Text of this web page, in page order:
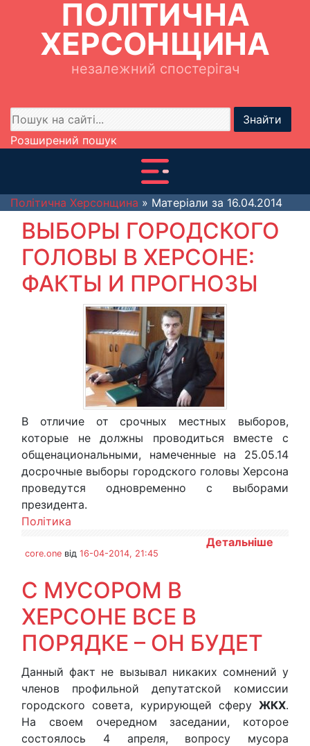
ПОЛІТИЧНА
ХЕРСОНЩИНА
незалежний спостерігач
Знайти
Розширений пошук
Політична Херсонщина » Матеріали за 16.04.2014
ВЫБОРЫ ГОРОДСКОГО
ГОЛОВЫ В ХЕРСОНЕ:
ФАКТЫ И ПРОГНОЗЫ
В отличие от срочных местных выборов,
которые не должны проводиться вместе с
общенациональными, намеченные на 25.05.14
досрочные выборы городского головы Херсона
проведутся одновременно с выборами
президента.
Політика
Детальніше
core.one від 16-04-2014, 21:45
С МУСОРОМ В
ХЕРСОНЕ ВСЕ В
ПОРЯДКЕ – ОН БУДЕТ
Данный факт не вызывал никаких сомнений у
членов профильной депутатской комиссии
городского совета, курирующей сферу ЖКХ.
На своем очередном заседании, которое
состоялось 4 апреля, вопросу мусора